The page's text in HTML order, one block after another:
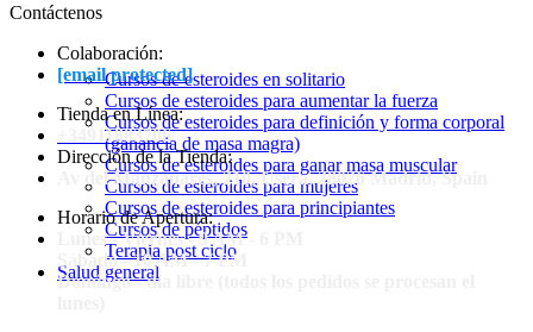
Cursos de esteroides en solitario
Cursos de esteroides para aumentar la fuerza
Cursos de esteroides para definición y forma corporal
(ganancia de masa magra)
Cursos de esteroides para ganar masa muscular
Cursos de esteroides para mujeres
Cursos de esteroides para principiantes
Cursos de péptidos
Terapia post ciclo
Salud general
Contáctenos
Colaboración:
[email protected]
Tienda en Línea:
+34911883706
Dirección de la Tienda:
Av del Manzanares, 210, Usera, 28026 Madrid, Spain
Horario de Apertura:
Lunes - Viernes - 9 AM - 6 PM
Sábado - 10 AM - 7 PM
Domingo - día libre (todos los pedidos se procesan el